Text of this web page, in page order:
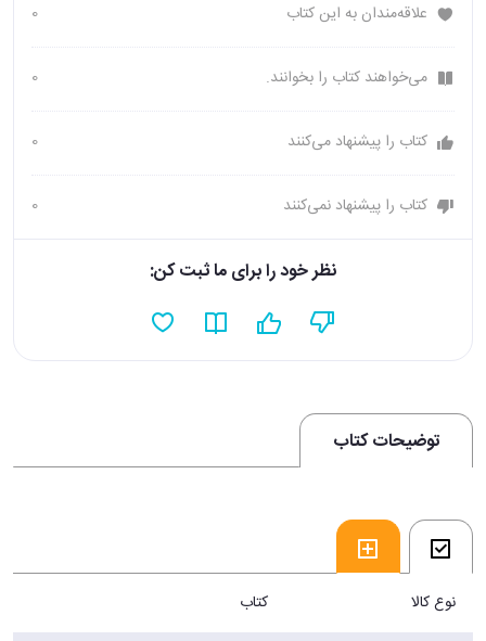
علاقه‌مندان به این کتاب 0
می‌خواهند کتاب را بخوانند. 0
کتاب را پیشنهاد می‌کنند 0
کتاب را پیشنهاد نمی‌کنند 0
نظر خود را برای ما ثبت کن:
توضیحات کتاب
نوع کالا کتاب